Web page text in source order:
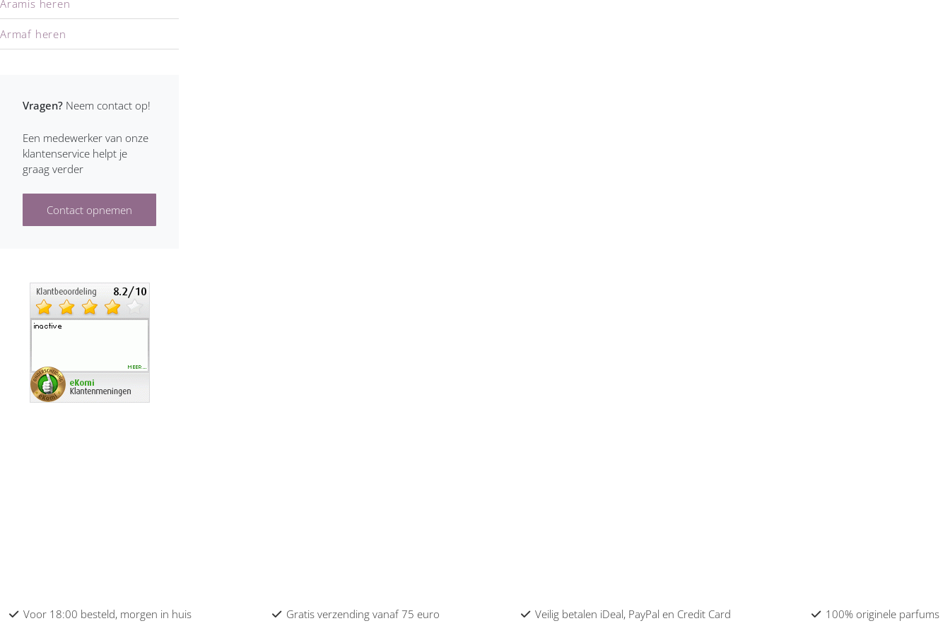
Aramis heren
Armaf heren
Baldessarini heren
Bentley heren
Brioni heren
Burberry heren
Bvlgari heren
Cerruti heren
Vragen? Neem contact op!
Een medewerker van onze
klantenservice helpt je
graag verder
Contact opnemen
Voor 18:00 besteld, morgen in huis Gratis verzending vanaf 75 euro Veilig betalen iDeal, PayPal en Credit Card 100% originele parfums